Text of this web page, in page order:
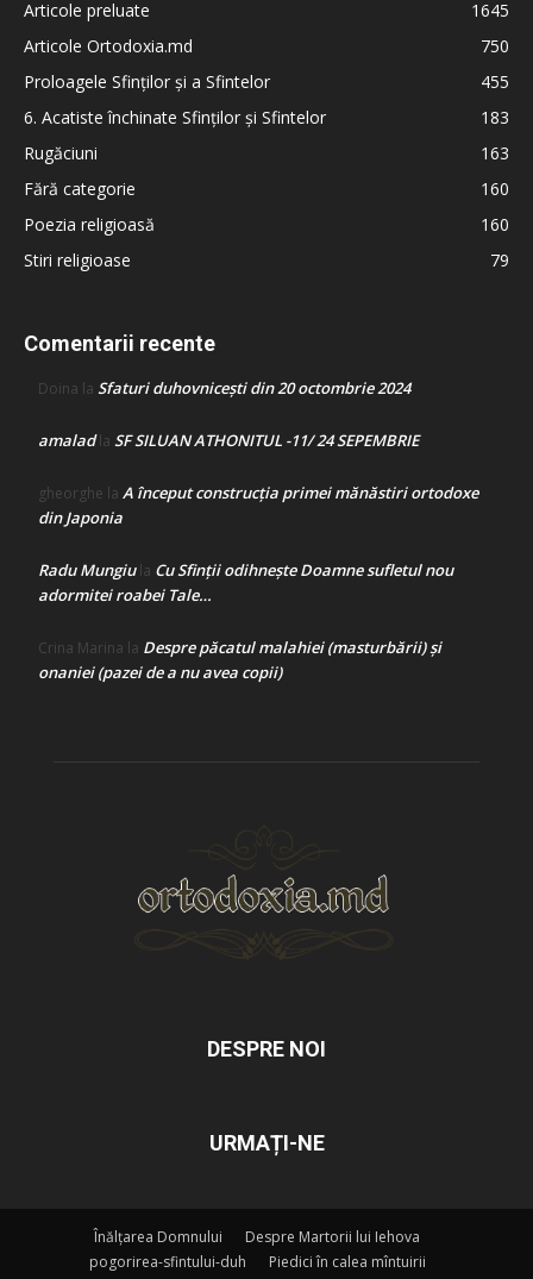
Articole preluate
1645
Articole Ortodoxia.md
750
Proloagele Sfinților și a Sfintelor
455
6. Acatiste închinate Sfinților și Sfintelor
183
Rugăciuni
163
Fără categorie
160
Poezia religioasă
160
Stiri religioase
79
Comentarii recente
Doina la Sfaturi duhovnicești din 20 octombrie 2024
amaladla SF SILUAN ATHONITUL -11/ 24 SEPEMBRIE
gheorghe la A început construcţia primei mănăstiri ortodoxe
din Japonia
Radu Mungiula Cu Sfinții odihnește Doamne sufletul nou
adormitei roabei Tale…
Crina Marina la Despre păcatul malahiei (masturbării) şi
onaniei (pazei de a nu avea copii)
DESPRE NOI
URMAȚI-NE
Înălțarea Domnului
Despre Martorii lui Iehova
pogorirea-sfintului-duh
Piedici în calea mîntuirii